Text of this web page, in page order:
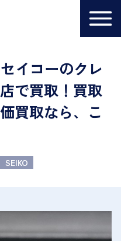
セイコーのクレ
で買取！買取
買取なら、こ